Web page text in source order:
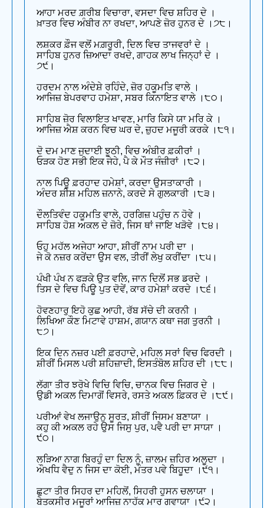
ਆਹਾ ਮਰਦ ਗ਼ਰੀਬ ਵਿਚਾਰਾ, ਵਸਦਾ ਵਿਚ ਸ਼ਹਿਰ ਦੇ ।
ਖ਼ਾਤਰ ਵਿਚ ਅੰਬੀਰ ਨਾ ਰਖਦਾ, ਆਪਣੇ ਜ਼ੋਰ ਹੁਨਰ ਦੇ ।੭੮।
ਲਸ਼ਕਰ ਫ਼ੌਜ ਵਲੋਂ ਮਗ਼ਰੂਰੀ, ਦਿਲ ਵਿਚ ਤਾਜਵਰਾਂ ਦੇ ।
ਸਾਹਿਬ ਹੁਨਰ ਜ਼ਿਆਦਾ ਰਖਦੇ, ਗਾਹਕ ਲਾਖ ਜਿਨ੍ਹਾਂ ਦੇ ।
੭੯।
ਹਰਦਮ ਨਾਲ ਅੰਦੇਸ਼ੇ ਰਹਿੰਦੇ, ਜ਼ੋਰ ਹਕੂਮਤਿ ਵਾਲੇ ।
ਆਜਿਜ਼ ਬੇਪਰਵਾਹ ਹਮੇਸ਼ਾ, ਸਬਰ ਕਿਨਾਇਤ ਵਾਲੇ ।੮੦।
ਸਾਹਿਬ ਜ਼ੋਰ ਵਿਲਾਇਤ ਖਾਵਣ, ਮਾਰਿ ਕਿਸੇ ਯਾ ਮਰਿ ਕੇ ।
ਆਜਿਜ਼ ਐਸ਼ ਕਰਨ ਵਿਚ ਘਰ ਦੇ, ਜ਼ੁਹਦ ਮਜੂਰੀ ਕਰਕੇ ।੮੧।
ਦੋ ਦਮ ਮਾਣ ਜੁਦਾਈ ਝੂਠੀ, ਵਿਚ ਅੰਬੀਰ ਫ਼ਕੀਰਾਂ ।
ਓੜਕ ਹੋਣ ਸਭੀ ਇਕ ਜੇਹੇ, ਪੈ ਕੇ ਮੌਤ ਜੰਜ਼ੀਰਾਂ ।੮੨।
ਨਾਲ ਪਿਊ ਫ਼ਰਹਾਦ ਹਮੇਸ਼ਾਂ, ਕਰਦਾ ਉਸਤਾਕਾਰੀ ।
ਅੰਦਰ ਸ਼ੀਸ਼ ਮਹਿਲ ਜ਼ਨਾਨੇ, ਕਰਦੇ ਸੇ ਗੁਲਕਾਰੀ ।੮੩।
ਦੌਲਤਿਵੰਦ ਹਕੂਮਤਿ ਵਾਲੇ, ਹਰਗਿਜ਼ ਪਹੁੰਚ ਨ ਹੋਵੇ ।
ਸਾਹਿਬ ਹੋਸ਼ ਅਕਲ ਦੇ ਜ਼ੋਰੇ, ਜਿਸ ਥਾਂ ਜਾਇ ਖੜੋਵੇ ।੮੪।
ਓਹੁ ਮਹੱਲ ਅਜੇਹਾ ਆਹਾ, ਸ਼ੀਰੀਂ ਨਾਮ ਪਰੀ ਦਾ ।
ਜੇ ਕੋ ਨਜ਼ਰ ਕਰੇਂਦਾ ਉਸ ਵਲ, ਤੀਰੀਂ ਲੇਖੁ ਕਰੀਂਦਾ ।੮੫।
ਪੰਖੀ ਪੰਖ ਨ ਫੜਕੇ ਉਤ ਵਲਿ, ਜਾਨ ਦਿਲੋਂ ਸਭ ਡਰਦੇ ।
ਤਿਸ ਦੇ ਵਿਚ ਪਿਊ ਪੁਤ ਦੋਵੇਂ, ਕਾਰ ਹਮੇਸ਼ਾਂ ਕਰਦੇ ।੮੬।
ਹੋਵਣਹਾਰੁ ਇਹੋ ਕੁਛ ਆਹੀ, ਰੱਬ ਸੱਚੇ ਦੀ ਕਰਨੀ ।
ਲਿਖਿਆ ਕੌਣ ਮਿਟਾਵੇ ਹਾਸ਼ਮ, ਗਯਾਨ ਕਥਾ ਜਗ ਤੁਰਨੀ ।
੮੭।
ਇਕ ਦਿਨ ਨਜ਼ਰ ਪਈ ਫ਼ਰਹਾਦੇ, ਮਹਿਲ ਸਰਾਂ ਵਿਚ ਫਿਰਦੀ ।
ਸ਼ੀਰੀਂ ਮਿਸਲ ਪਰੀ ਸ਼ਹਿਜ਼ਾਦੀ, ਇਸਤੰਬੋਲ ਸ਼ਹਿਰ ਦੀ ।੮੮।
ਲੱਗਾ ਤੀਰ ਝਰੋਖੇ ਵਿਚਿ ਵਿਚਿ, ਚਾਨਕ ਵਿਚ ਜਿਗਰ ਦੇ ।
ਉਡੀ ਅਕਲ ਦਿਮਾਗੋਂ ਵਿਸਰੇ, ਰਸਤੇ ਅਕਲ ਫ਼ਿਕਰ ਦੇ ।੮੯।
ਪਰੀਆਂ ਵੇਖ ਲਜਾਉਨੁ ਸੂਰਤ, ਸ਼ੀਰੀਂ ਜਿਸਮ ਬਣਾਯਾ ।
ਕਹੁ ਕੀ ਅਕਲ ਰਹੇ ਉਸ ਜਿਸੁ ਪੁਰ, ਪਵੈ ਪਰੀ ਦਾ ਸਾਯਾ ।
੯੦।
ਲੜਿਆ ਨਾਗ ਬਿਰਹੁੰ ਦਾ ਦਿਲ ਨੂੰ, ਜ਼ਾਲਮ ਜ਼ਹਿਰ ਅਲੂਦਾ ।
ਔਖਧਿ ਵੈਦੁ ਨ ਜਿਸ ਦਾ ਕੋਈ, ਮੰਤਰ ਪਵੇ ਬਿਹੂਦਾ ।੯੧।
ਛੁਟਾ ਤੀਰ ਸਿਹਰ ਦਾ ਮਹਿਲੋਂ, ਸਿਹਰੀ ਹੁਸਨ ਚਲਾਯਾ ।
ਬੇਤਕਸੀਰ ਮਜੂਰਾਂ ਆਜਿਜ਼ ਨਾਹੱਕ ਮਾਰ ਗਵਾਯਾ ।੯੨।